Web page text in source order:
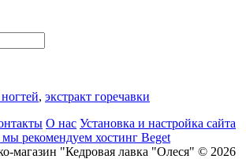
, экстракт горечавки
О нас Установка и настройка сайта
рекомендуем хостинг Beget
магазин "Кедровая лавка "Олеся" © 2026